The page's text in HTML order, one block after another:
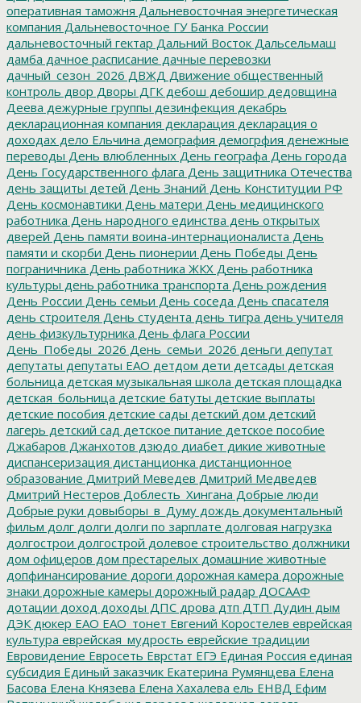
оперативная таможня Дальневосточная энергетическая
компания Дальневосточное ГУ Банка России
дальневосточный гектар Дальний Восток Дальсельмаш
дамба дачное расписание дачные перевозки
дачный_сезон_2026 ДВЖД Движение общественный
контроль двор Дворы ДГК дебош дебошир дедовщина
Деева дежурные группы дезинфекция декабрь
декларационная компания декларация декларация о
доходах дело Ельчина демография демогрфия денежные
переводы День влюбленных День географа День города
День Государственного флага День защитника Отечества
день защиты детей День Знаний День Конституции РФ
День космонавтики День матери День медицинского
работника День народного единства день открытых
дверей День памяти воина-интернационалиста День
памяти и скорби День пионерии День Победы День
пограничника День работника ЖКХ День работника
культуры день работника транспорта День рождения
День России День семьи День соседа День спасателя
день строителя День студента день тигра день учителя
день физкультурника День флага России
День_Победы_2026 День_семьи_2026 деньги депутат
депутаты депутаты ЕАО детдом дети детсады детская
больница детская музыкальная школа детская площадка
детская_больница детские батуты детские выплаты
детские пособия детские сады детский дом детский
лагерь детский сад детское питание детское пособие
Джабаров Джанхотов дзюдо диабет дикие животные
диспансеризация дистанционка дистанционное
образование Дмитрий Меведев Дмитрий Медведев
Дмитрий Нестеров Доблесть_Хингана Добрые люди
Добрые руки довыборы_в_Думу дождь документальный
фильм долг долги долги по зарплате долговая нагрузка
долгострои долгострой долевое строительство должники
дом офицеров дом престарелых домашние животные
допфинансирование дороги дорожная камера дорожные
знаки дорожные камеры дорожный радар ДОСААФ
дотации доход доходы ДПС дрова дтп ДТП Дудин дым
ДЭК дюкер ЕАО ЕАО_тонет Евгений Коростелев еврейская
культура еврейская_мудрость еврейские традиции
Евровидение Евросеть Еврстат ЕГЭ Единая Россия единая
субсидия Единый заказчик Екатерина Румянцева Елена
Басова Елена Князева Елена Хахалева ель ЕНВД Ефим